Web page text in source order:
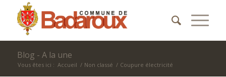
Blog - A la une
Vous êtes ici : Accueil / Non classé / Coupure électricité